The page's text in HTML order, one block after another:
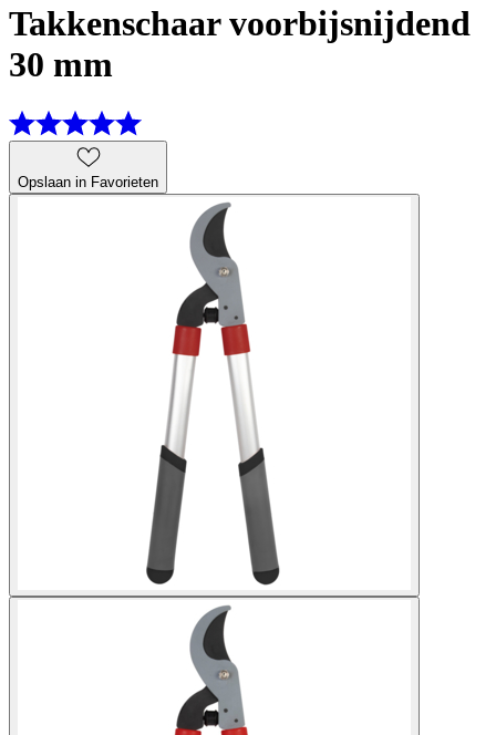
Takkenschaar voorbijsnijdend
30 mm
Opslaan in Favorieten